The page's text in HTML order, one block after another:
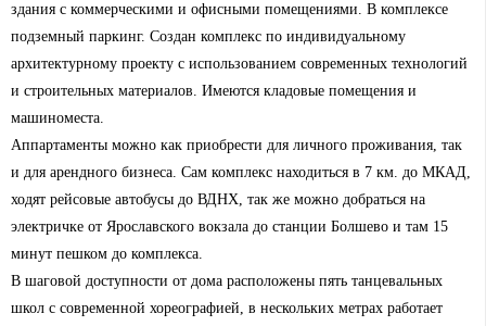
здания с коммерческими и офисными помещениями. В комплексе
подземный паркинг. Создан комплекс по индивидуальному
архитектурному проекту с использованием современных технологий
и строительных материалов. Имеются кладовые помещения и
машиноместа.
Аппартаменты можно как приобрести для личного проживания, так
и для арендного бизнеса. Сам комплекс находиться в 7 км. до МКАД,
ходят рейсовые автобусы до ВДНХ, так же можно добраться на
электричке от Ярославского вокзала до станции Болшево и там 15
минут пешком до комплекса.
В шаговой доступности от дома расположены пять танцевальных
школ с современной хореографией, в нескольких метрах работает